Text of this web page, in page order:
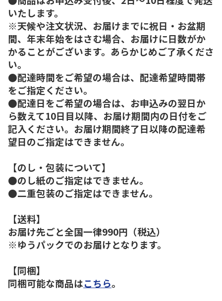
いたします。
※天候や注文状況、お届けまでに祝日・お盆期
間、年末年始をはさむ場合、お届けに日数がか
かることがございます。あらかじめご了承くださ
い。
●配達時間をご希望の場合は、配達希望時間帯
をご指定ください。
●配達日をご希望の場合は、お申込みの翌日か
ら数えて10日目以降、お届け期間内の日付をご
記入ください。お届け期間終了日以降の配達希
望日のご指定はできません。
【のし・包装について】
●のし紙のご指定はできません。
●二重包装のご指定はできません。
【送料】
お届け先ごと全国一律990円（税込）
※ゆうパックでのお届けとなります。
【同梱】
同梱可能な商品はこちら。